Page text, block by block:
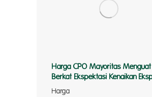
Harga CPO Mayoritas Menguat
Berkat Ekspektasi Kenaikan
Harga